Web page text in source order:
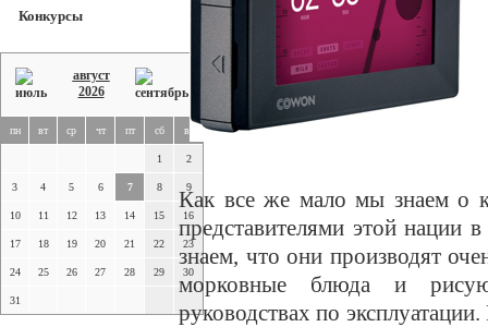
Конкурсы
август
2026
пн вт ср чт пт сб вс
1 2
3 4 5 6 7 8 9
10 11 12 13 14 15 16
17 18 19 20 21 22 23
24 25 26 27 28 29 30
31
Как все же мало мы знаем о
представителями этой нации
знаем, что они производят
морковные блюда и
руководствах по